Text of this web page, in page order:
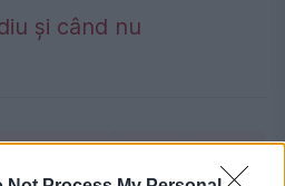
și când nu